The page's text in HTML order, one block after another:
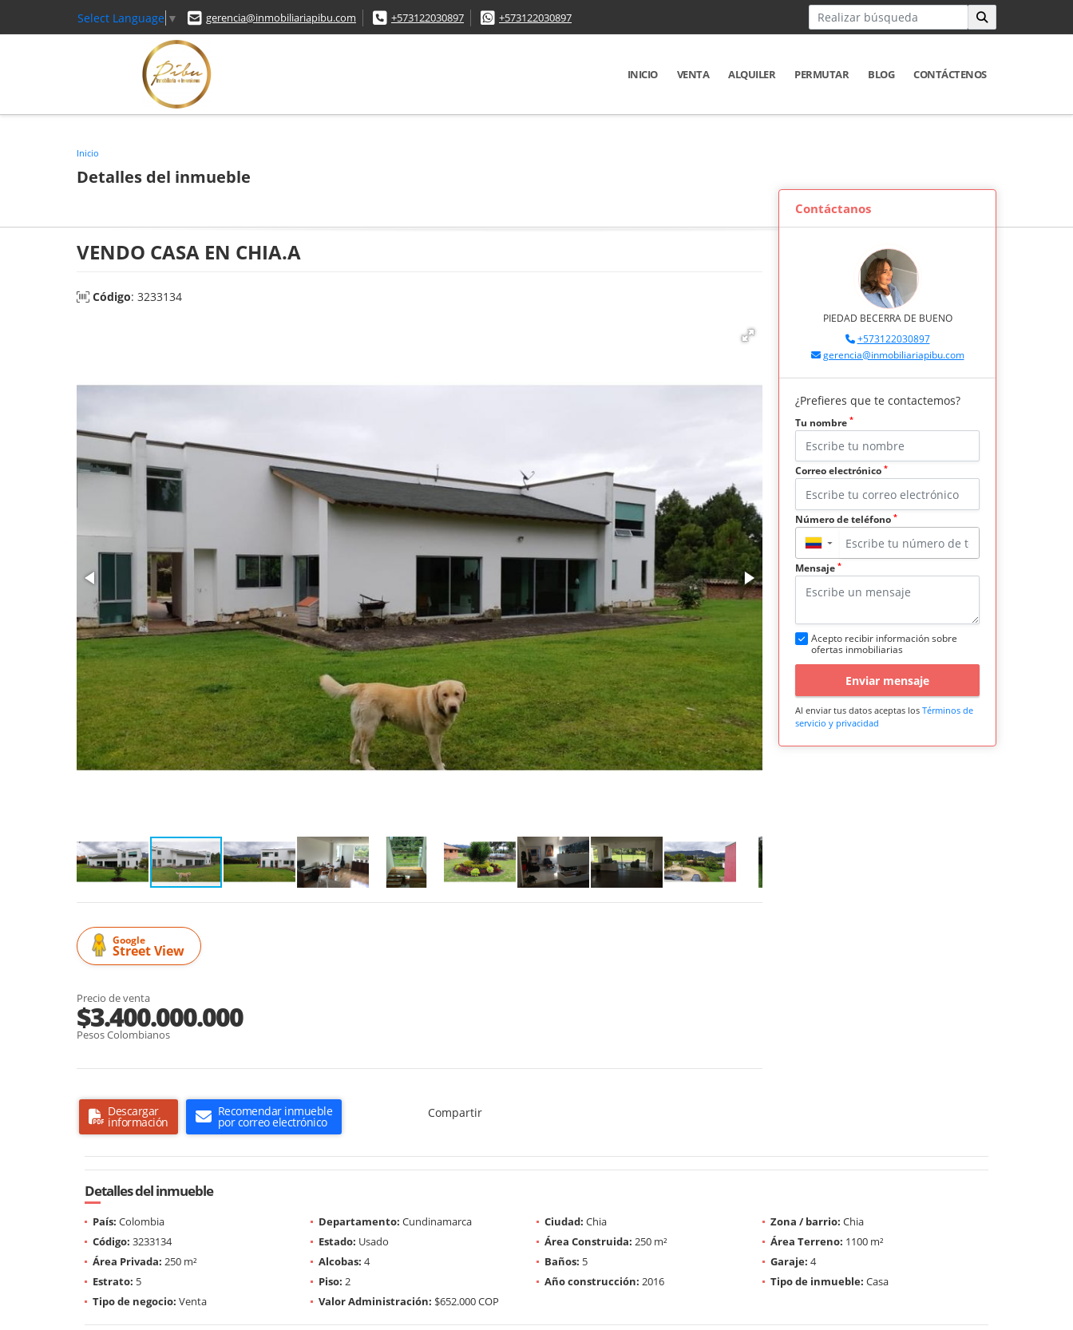
Select Language ▼ gerencia@inmobiliariapibu.com +573122030897 +573122030897
INICIO VENTA ALQUILER PERMUTAR BLOG CONTÁCTENOS
Inicio
Detalles del inmueble
VENDO CASA EN CHIA.A
Código: 3233134
Google
Street View
Precio de venta
$3.400.000.000
Pesos Colombianos
Descargar
información
Recomendar inmueble
por correo electrónico
Compartir
Contáctanos
PIEDAD BECERRA DE BUENO
+573122030897
gerencia@inmobiliariapibu.com
¿Prefieres que te contactemos?
Tu nombre *
Correo electrónico *
Número de teléfono *
▼
Mensaje *
Acepto recibir información sobre
ofertas inmobiliarias
Enviar mensaje
Al enviar tus datos aceptas los Términos de
servicio y privacidad
Detalles del inmueble
País: Colombia Departamento: Cundinamarca Ciudad: Chia Zona / barrio: Chia
Código: 3233134 Estado: Usado Área Construida: 250 m² Área Terreno: 1100 m²
Área Privada: 250 m² Alcobas: 4 Baños: 5 Garaje: 4
Estrato: 5 Piso: 2 Año construcción: 2016 Tipo de inmueble: Casa
Tipo de negocio: Venta Valor Administración: $652.000 COP